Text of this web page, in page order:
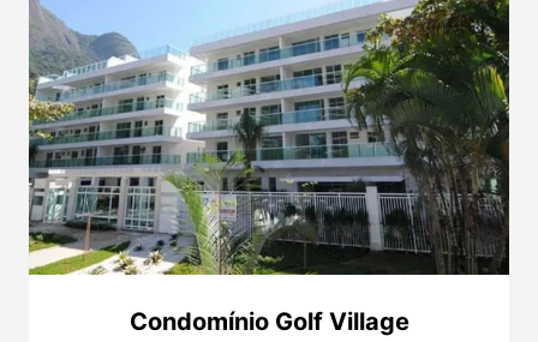
Condomínio Golf Village